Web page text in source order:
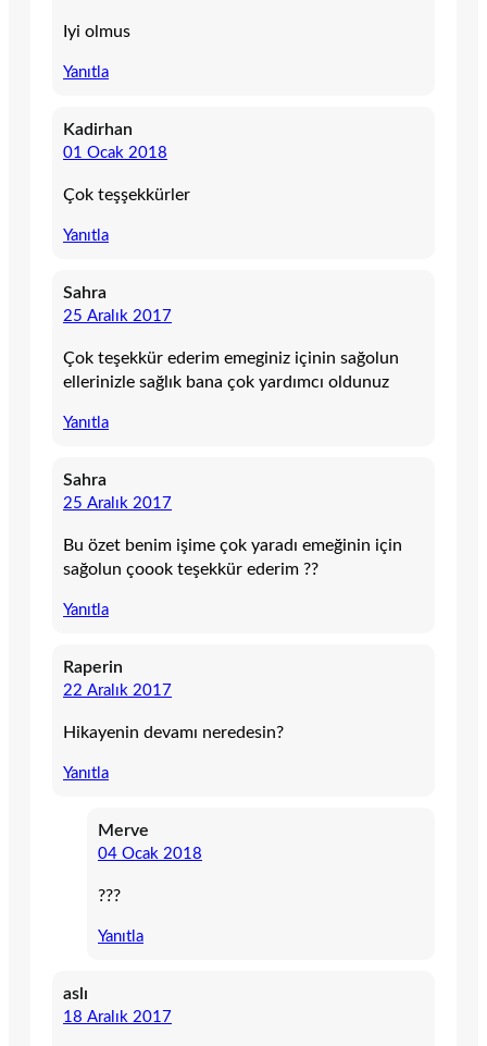
Iyi olmus
Yanıtla
Kadirhan
01 Ocak 2018
Çok teşşekkürler
Yanıtla
Sahra
25 Aralık 2017
Çok teşekkür ederim emeginiz içinin sağolun
ellerinizle sağlık bana çok yardımcı oldunuz
Yanıtla
Sahra
25 Aralık 2017
Bu özet benim işime çok yaradı emeğinin için
sağolun çoook teşekkür ederim ??
Yanıtla
Raperin
22 Aralık 2017
Hikayenin devamı neredesin?
Yanıtla
Merve
04 Ocak 2018
???
Yanıtla
aslı
18 Aralık 2017